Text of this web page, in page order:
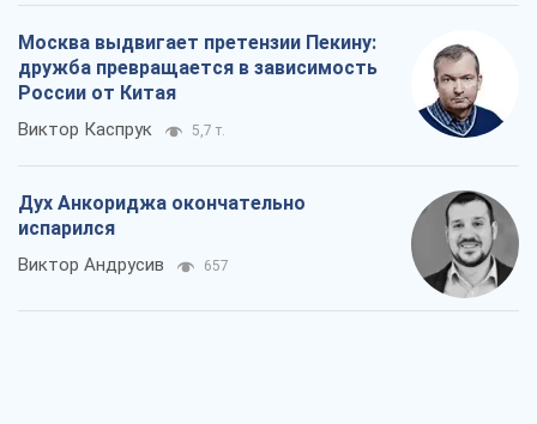
Москва выдвигает претензии Пекину:
дружба превращается в зависимость
России от Китая
Виктор Каспрук 5,7 т.
Дух Анкориджа окончательно
испарился
Виктор Андрусив 657